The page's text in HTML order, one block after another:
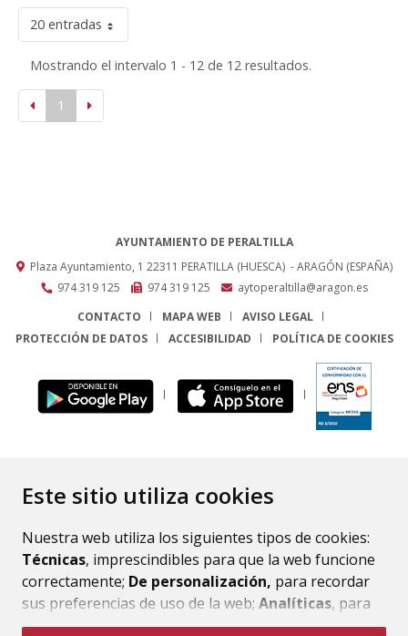
Este sitio utiliza cookies
Nuestra web utiliza los siguientes tipos de cookies:
Técnicas, imprescindibles para que la web funcione
correctamente; De personalización, para recordar
sus preferencias de uso de la web; Analíticas, para
mejorar el funcionamiento de la web y sus servicios.
20 entradas
Mostrando el intervalo 1 - 12 de 12 resultados.
1
AYUNTAMIENTO DE PERALTILLA
Plaza Ayuntamiento, 1 22311 PERATILLA (HUESCA) - ARAGÓN (ESPAÑA)
974 319 125
974 319 125
aytoperaltilla@aragon.es
CONTACTO
MAPA WEB
AVISO LEGAL
PROTECCIÓN DE DATOS
ACCESIBILIDAD POLÍTICA DE COOKIES